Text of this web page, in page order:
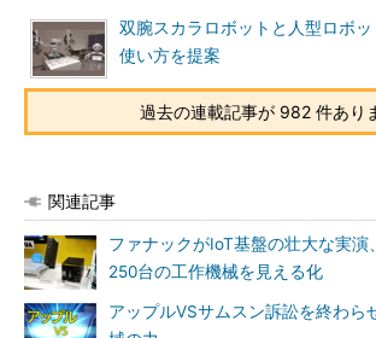
双腕スカラロボットと人型ロボ
使い方を提案
過去の連載記事が 982 件あり
関連記事
ファナックがIoT基盤の壮大な実演
250台の工作機械を見える化
アップルVSサムスン訴訟を終わら